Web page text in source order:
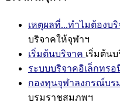
เหตุผลที่...ทำไมต้องบ
บริจาคให้จุฬาฯ
เริ่มต้นบริจาค เริ่มต้น
ระบบบริจาคอิเล็กทรอ
กองทุนจุฬาลงกรณ์บร
บรมราชสมภพฯ